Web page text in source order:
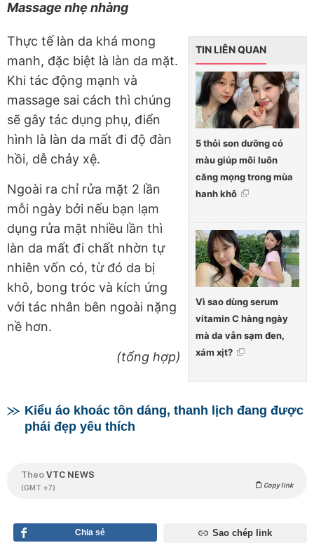
Massage nhẹ nhàng
TIN LIÊN QUAN
5 thỏi son dưỡng có
màu giúp môi luôn
căng mọng trong mùa
hanh khô
Vì sao dùng serum
vitamin C hàng ngày
mà da vẫn sạm đen,
xám xịt?
Thực tế làn da khá mong
manh, đặc biệt là làn da mặt.
Khi tác động mạnh và
massage sai cách thì chúng
sẽ gây tác dụng phụ, điển
hình là làn da mất đi độ đàn
hồi, dễ chảy xệ.
Ngoài ra chỉ rửa mặt 2 lần
mỗi ngày bởi nếu bạn lạm
dụng rửa mặt nhiều lần thì
làn da mất đi chất nhờn tự
nhiên vốn có, từ đó da bị
khô, bong tróc và kích ứng
với tác nhân bên ngoài nặng
nề hơn.
(tổng hợp)
Kiểu áo khoác tôn dáng, thanh lịch đang được
phái đẹp yêu thích
TheoVTC NEWS
(GMT +7) Copy link
Chia sẻ Sao chép link